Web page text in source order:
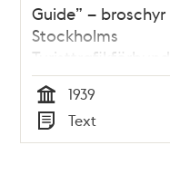
Guide” – broschyr
Stockholms
Turisttrafikförbund
1939
Tid
1939
Typ
Text